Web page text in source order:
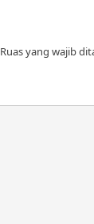
Ruas yang wajib